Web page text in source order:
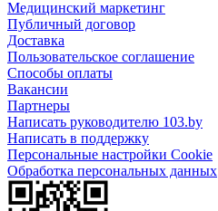
Медицинский маркетинг
Публичный договор
Доставка
Пользовательское соглашение
Способы оплаты
Вакансии
Партнеры
Написать руководителю 103.by
Написать в поддержку
Персональные настройки Cookie
Обработка персональных данных